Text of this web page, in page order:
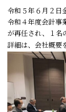
令和５年６月２日
令和４年度会計事
が再任され、１名
詳細は、 会社概要